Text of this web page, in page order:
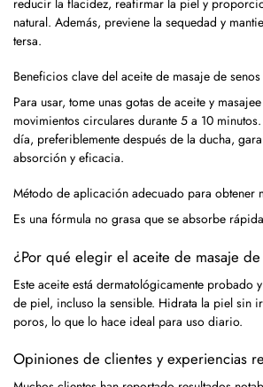
natural. Además, previene la sequedad y
tersa.
Beneficios clave del aceite de masaje de senos
Para usar, tome unas gotas de aceite y
movimientos circulares durante 5 a 10
día, preferiblemente después de la ducha,
absorción y eficacia.
Método de aplicación adecuado para obtener
Es una fórmula no grasa que se absorbe
¿Por qué elegir el aceite de masaje de
Este aceite está dermatológicamente probado
de piel, incluso la sensible. Hidrata la piel sin
poros, lo que lo hace ideal para uso diario.
Opiniones de clientes y experiencias